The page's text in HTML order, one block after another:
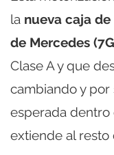
la nueva caja
de Mercedes
Clase A y que
cambiando y por
esperada dentro
extiende al resto